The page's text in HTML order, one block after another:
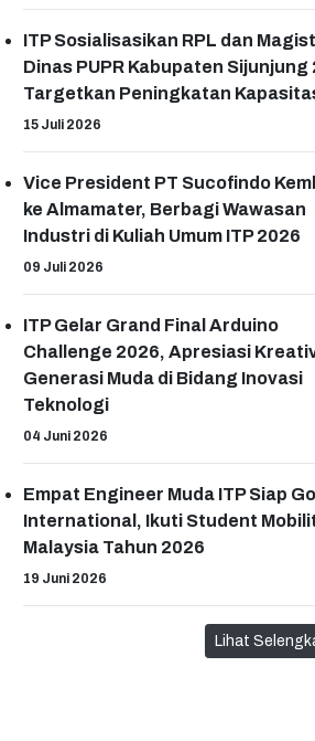
ITP Sosialisasikan RPL dan
Dinas PUPR Kabupaten Sijunjung
Targetkan Peningkatan
15 Juli 2026
Vice President PT Sucofindo
ke Almamater, Berbagi Wawasan
Industri di Kuliah Umum ITP 2026
09 Juli 2026
ITP Gelar Grand Final Arduino
Challenge 2026, Apresiasi
Generasi Muda di Bidang Inovasi
Teknologi
04 Juni 2026
Empat Engineer Muda ITP Siap Go
International, Ikuti Student
Malaysia Tahun 2026
19 Juni 2026
Lihat